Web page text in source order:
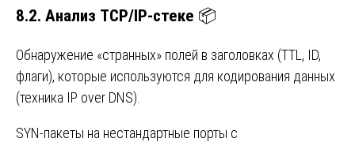
8.2. Анализ TCP/IP-стеке 📦
Обнаружение «странных» полей в заголовках (TTL, ID,
флаги), которые используются для кодирования данных
(техника IP over DNS).
SYN-пакеты на нестандартные порты с